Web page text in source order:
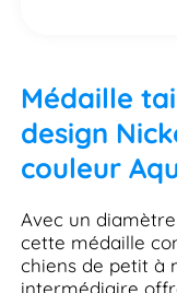
Médaille
design
couleur
Avec un
cette médaille
chiens de petit à